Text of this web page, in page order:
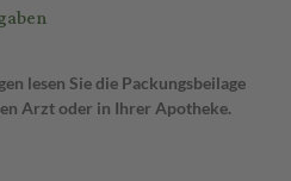
lesen Sie die Packungsbeilage
Arzt oder in Ihrer Apotheke.